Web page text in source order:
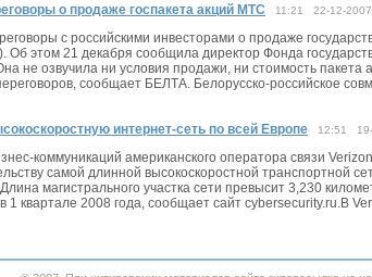
о продаже госпакета акций МТС 11:21 22-12-2007
с российскими инвесторами о продаже
этом 21 декабря сообщила директор Фонда
не озвучила ни условия продажи, ни стоимость пакета
сообщает БЕЛТА. Белорусско-российское
интернет-сеть по всей Европе
12:51 19-
коммуникаций американского оператора связи
самой длинной высокоскоростной транспортной
магистрального участка сети превысит 3,230
1 квартале 2008 года, сообщает сайт cybersecurity.ru.В